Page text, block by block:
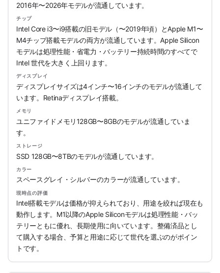
2016年〜2026年モデルが流通しています。
チップ
Intel Core i3〜i9搭載の旧モデル（〜2019年頃）とApple M1〜
M4チップ搭載モデルの両方が流通しています。Apple Silicon
モデルは処理性能・省電力・バッテリー持続時間のすべてで
Intel 世代を大きく上回ります。
ディスプレイ
ディスプレイサイズは4インチ〜16インチのモデルが流通して
います。Retinaディスプレイ搭載。
メモリ
ユニファイドメモリ128GB〜8GBのモデルが流通していま
す。
ストレージ
SSD 128GB〜8TBのモデルが流通しています。
カラー
スペースグレイ・シルバーのカラーが流通しています。
現時点の評価
Intel搭載モデルは価格が抑えられており、用途を絞れば現在も
動作します。M1以降のApple Siliconモデルは処理性能・バッ
テリーともに優れ、長期使用に向いています。整備済品とし
て購入する場合、予算と用途に応じて世代を選ぶのがポイン
トです。